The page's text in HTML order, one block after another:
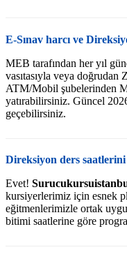
E-Sınav harcı ve
MEB tarafından her yıl
vasıtasıyla veya doğrudan
ATM/Mobil şubelerinden
yatırabilirsiniz. Güncel
geçebilirsiniz.
Direksiyon ders
Evet!
kursiyerlerimiz için esnek
eğitmenlerimizle ortak
bitimi saatlerine göre